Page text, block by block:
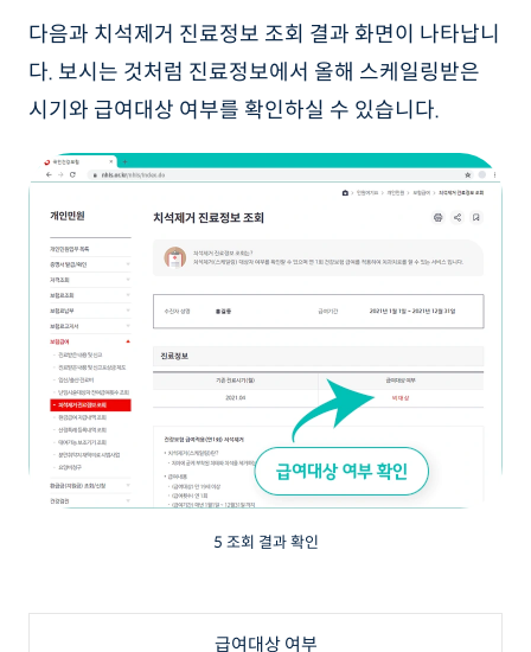
다음과 치석제거 진료정보 조회 결과 화면이 나타납니
다. 보시는 것처럼 진료정보에서 올해 스케일링받은
시기와 급여대상 여부를 확인하실 수 있습니다.
5 조회 결과 확인
급여대상 여부